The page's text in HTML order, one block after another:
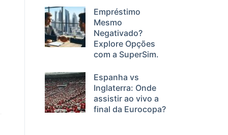
Empréstimo
Mesmo
Negativado?
Explore Opções
com a SuperSim.
Espanha vs
Inglaterra: Onde
assistir ao vivo a
final da Eurocopa?